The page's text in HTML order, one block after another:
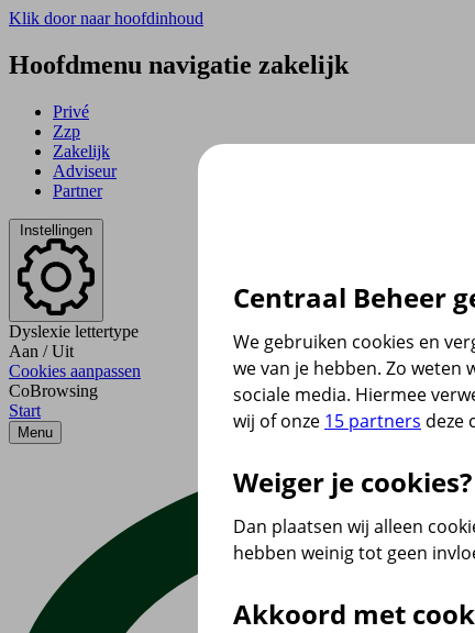
Klik door naar hoofdinhoud
Hoofdmenu navigatie zakelijk
Privé
Zzp
Zakelijk
Adviseur
Partner
Instellingen
Dyslexie lettertype
Aan / Uit
Cookies aanpassen
CoBrowsing
Start
Menu
Centraal Beheer
We gebruiken cookies en
we van je hebben. Zo weten
sociale media. Hiermee
wij of onze 15 partners deze
Weiger je cookies?
Dan plaatsen wij alleen
hebben weinig tot geen
Akkoord met